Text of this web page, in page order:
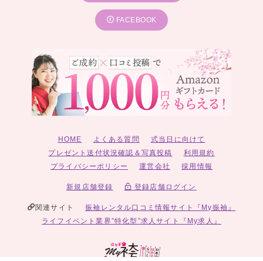
FACEBOOK
HOME よくある質問
式当日に向けて
プレゼント送付状況確認＆写真投稿
利用規約
プライバシーポリシー
運営会社 採用情報
新規店舗登録 登録店舗ログイン
関連サイト
振袖レンタル口コミ情報サイト『My振袖』
ライフイベント業界”特化型”求人サイト『My求人』